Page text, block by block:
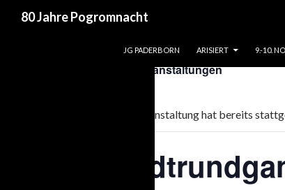
80 Jahre Pogromnacht
JG PADERBORN
ARISIERT 9.-10.
« Alle Veranstaltungen
Diese Veranstaltung hat bereits